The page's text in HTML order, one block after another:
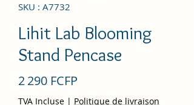
SKU : A7732
Lihit Lab Blooming
Stand Pencase
2 290 FCFP
TVA Incluse | Politique de livraison